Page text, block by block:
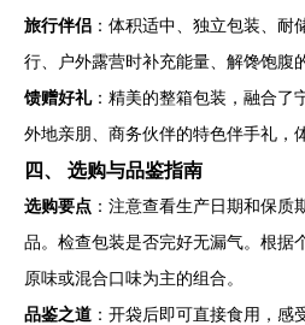
旅行伴侣 ：体积适中、独立包装、
行、户外露营时补充能量、解馋饱腹
馈赠好礼：精美的整箱包装，融合了
外地亲朋、商务伙伴的特色伴手礼，
四、 选购与品鉴指南
选购要点 ：注意查看生产日期和保
品。检查包装是否完好无漏气。根据
原味或混合口味为主的组合。
品鉴之道 ：开袋后即可直接食用，感